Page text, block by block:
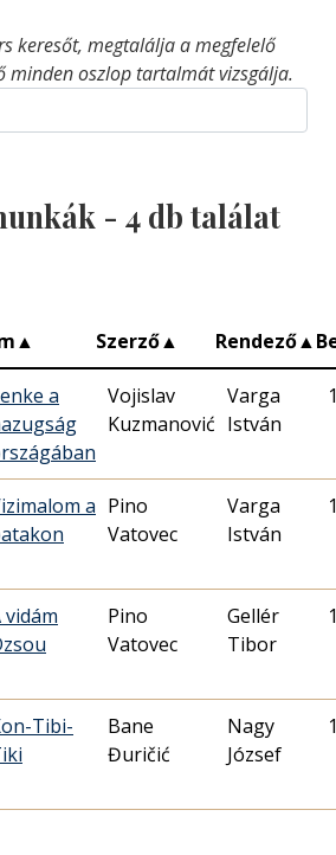
keresőt, megtalálja a megfelelő
minden oszlop tartalmát vizsgálja.
- 4 db találat
▲ Szerző▲ Rendező▲
a
Vojislav
Kuzmanović
Varga
István
a Pino
Vatovec
Varga
István
vidám
Pino
Vatovec
Gellér
Tibor
Tibi-
Bane
Đuričić
Nagy
József